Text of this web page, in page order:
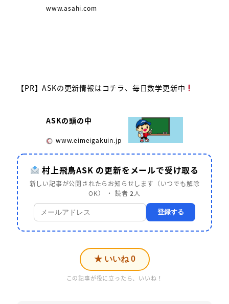
www.asahi.com
【PR】ASKの更新情報はコチラ、毎日数学更新中
ASKの頭の中
www.eimeigakuin.jp
村上飛鳥ASK の更新をメールで受け取る
新しい記事が公開されたらお知らせします（いつでも解除
OK） ・ 読者2人
登録する
★ いいね 0
この記事が役に立ったら、いいね！